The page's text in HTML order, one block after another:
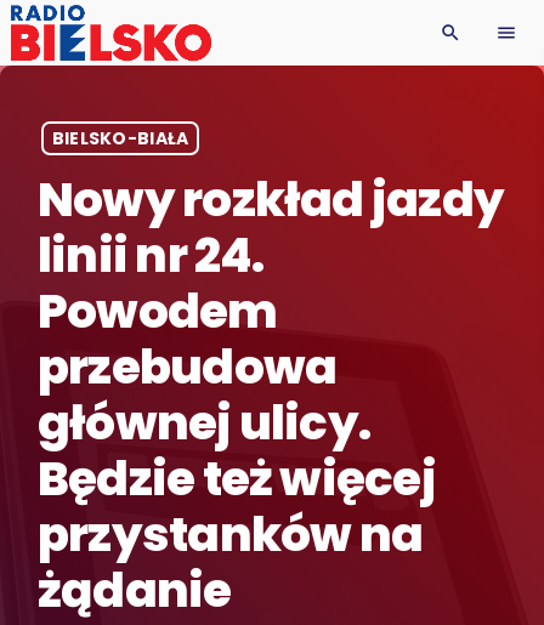
search menu
BIELSKO-BIAŁA
Nowy rozkład jazdy
linii nr 24.
Powodem
przebudowa
głównej ulicy.
Będzie też więcej
przystanków na
żądanie